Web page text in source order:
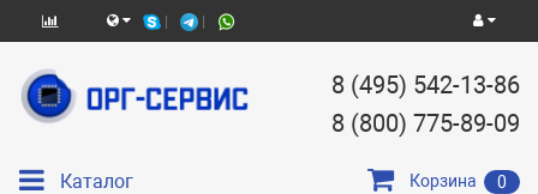
8 (495) 542-13-86
8 (800) 775-89-09
Каталог Корзина 0